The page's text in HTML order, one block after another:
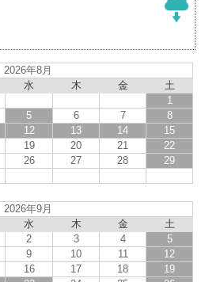
2026年8月
水 木 金
土
1
5 6 7
8
12 13 14
15
19 20 21
22
26 27 28
29
2026年9月
水 木 金
土
2 3 4
5
9 10 11
12
16 17 18
19